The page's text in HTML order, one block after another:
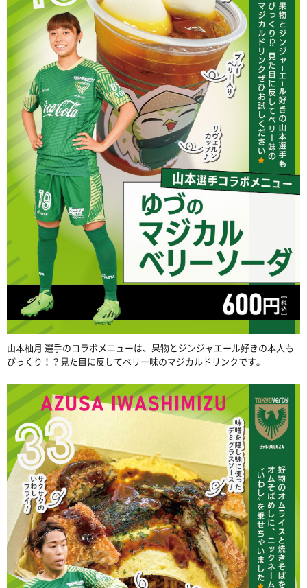
山本柚月 選手のコラボメニューは、果物とジンジャエール好きの本人も
びっくり！？見た目に反してベリー味のマジカルドリンクです。